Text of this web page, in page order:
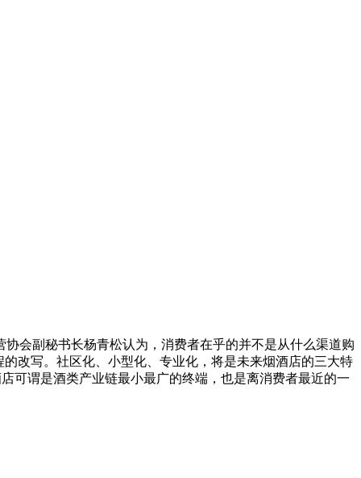
会副秘书长杨青松认为，消费者在乎的并不是从什么渠道购
改写。社区化、小型化、专业化，将是未来烟酒店的三大特
可谓是酒类产业链最小最广的终端，也是离消费者最近的一